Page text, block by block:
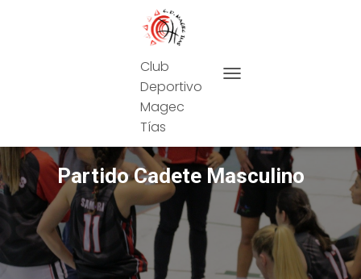
Club
Deportivo
Magec
Tías
Partido Cadete Masculino